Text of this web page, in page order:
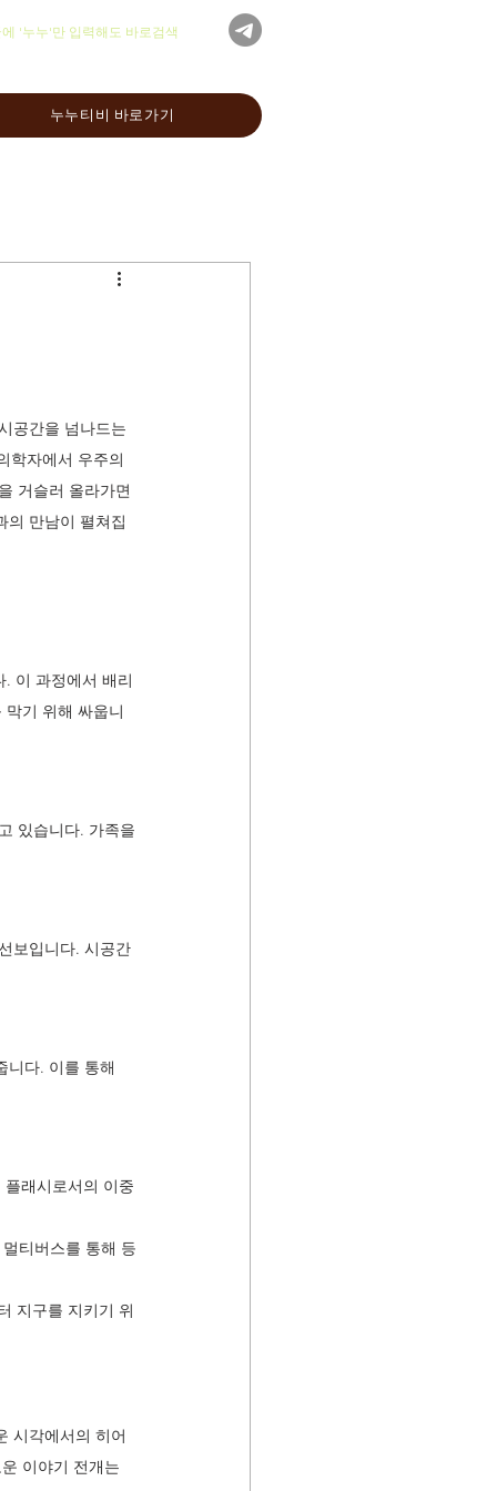
'누누'만 입력해도 바로검색
누누티비 바로가기
공간을 넘나드는
학자에서 우주의
거슬러 올라가면
의 만남이 펼쳐집
이 과정에서 배리
기 위해 싸웁니
있습니다. 가족을
보입니다. 시공간
니다. 이를 통해
래시로서의 이중
티버스를 통해 등
지구를 지키기 위
시각에서의 히어
이야기 전개는